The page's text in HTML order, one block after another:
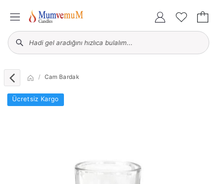
Cam Bardak
Ücretsiz Kargo